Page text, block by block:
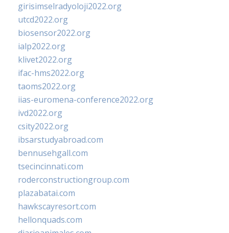
girisimselradyoloji2022.org
utcd2022.org
biosensor2022.org
ialp2022.org
klivet2022.org
ifac-hms2022.org
taoms2022.org
iias-euromena-conference2022.org
ivd2022.org
csity2022.org
ibsarstudyabroad.com
bennusehgall.com
tsecincinnati.com
roderconstructiongroup.com
plazabatai.com
hawkscayresort.com
hellonquads.com